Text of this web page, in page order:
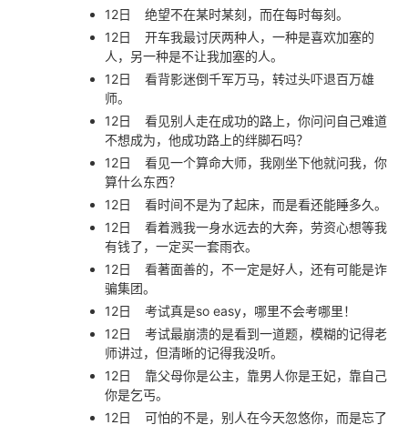
12日
绝望不在某时某刻，而在每时每刻。
12日
开车我最讨厌两种人，一种是喜欢加塞的
人，另一种是不让我加塞的人。
12日
看背影迷倒千军万马，转过头吓退百万雄
师。
12日
看见别人走在成功的路上，你问问自己难道
不想成为，他成功路上的绊脚石吗？
12日
看见一个算命大师，我刚坐下他就问我，你
算什么东西？
12日
看时间不是为了起床，而是看还能睡多久。
12日
看着溅我一身水远去的大奔，劳资心想等我
有钱了，一定买一套雨衣。
12日
看著面善的，不一定是好人，还有可能是诈
骗集团。
12日
考试真是so easy，哪里不会考哪里！
12日
考试最崩溃的是看到一道题，模糊的记得老
师讲过，但清晰的记得我没听。
12日
靠父母你是公主，靠男人你是王妃，靠自己
你是乞丐。
12日
可怕的不是，别人在今天忽悠你，而是忘了